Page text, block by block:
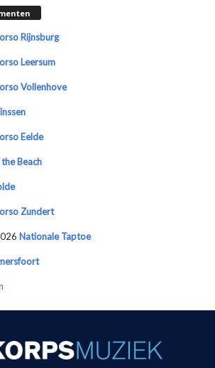
Rijnsburg
Leersum
Vollenhove
Eelde
Beach
Zundert
Nationale Taptoe